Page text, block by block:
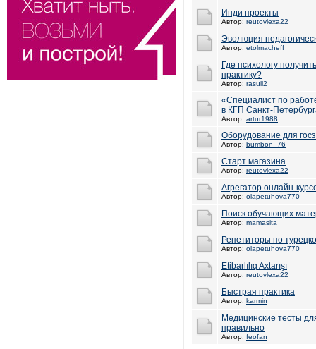
Инди проекты
Автор: reutovlexa22
Эволюция
Автор: etolmacheff
Где психологу
практику?
Автор: rasull2
«Специалист по
в КГП Санкт-
Автор: artur1988
Оборудование для
Автор: bumbon_76
Старт магазина
Автор: reutovlexa22
Агрегатор онлайн-
Автор: olapetuhova770
Поиск обучающих
Автор: mamasita
Репетиторы по
Автор: olapetuhova770
Etibarlılıq Axtarışı
Автор: reutovlexa22
Быстрая практика
Автор: karmin
Медицинские тесты
правильно
Автор: feofan